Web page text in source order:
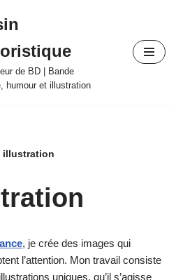
de BD | Bande
humour et illustration
illustration
, je crée des images qui
l’attention. Mon travail consiste
uniques, qu’il s’agisse